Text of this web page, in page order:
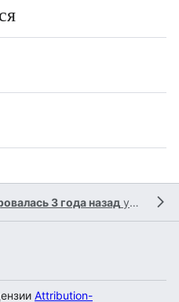
3 года назад участником
Attribution-